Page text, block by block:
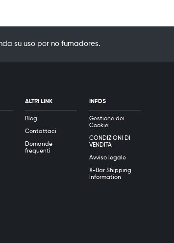
su uso por no fumadores.
ALTRI LINK
Blog
Contattaci
Domande
frequenti
INFOS
Gestione dei
Cookie
CONDIZIONI DI
VENDITA
Avviso legale
X-Bar Shipping
Information